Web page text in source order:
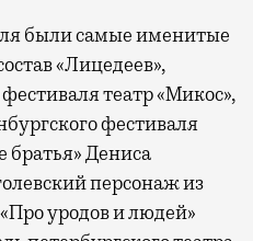
были самые именитые
«Лицедеев»,
театр «Микос»,
фестиваля
братья» Дениса
персонаж из
уродов и людей»